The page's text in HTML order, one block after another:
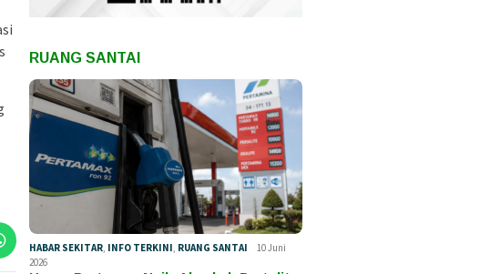
RUANG SANTAI
HABAR SEKITAR INFO TERKINI RUANG SANTAI
10 Juni
2026